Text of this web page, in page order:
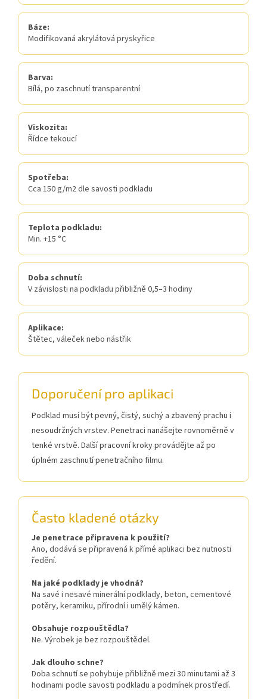
Báze:
Modifikovaná akrylátová pryskyřice
Barva:
Bílá, po zaschnutí transparentní
Viskozita:
Řídce tekoucí
Spotřeba:
Cca 150 g/m2 dle savosti podkladu
Teplota podkladu:
Min. +15 °C
Doba schnutí:
V závislosti na podkladu přibližně 0,5–3 hodiny
Aplikace:
Štětec, váleček nebo nástřik
Doporučení pro aplikaci
Podklad musí být pevný, čistý, suchý a zbavený prachu i
nesoudržných vrstev. Penetraci nanášejte rovnoměrně v
tenké vrstvě. Další pracovní kroky provádějte až po
úplném zaschnutí penetračního filmu.
Často kladené otázky
Je penetrace připravena k použití?
Ano, dodává se připravená k přímé aplikaci bez nutnosti
ředění.
Na jaké podklady je vhodná?
Na savé i nesavé minerální podklady, beton, cementové
potěry, keramiku, přírodní i umělý kámen.
Obsahuje rozpouštědla?
Ne. Výrobek je bez rozpouštědel.
Jak dlouho schne?
Doba schnutí se pohybuje přibližně mezi 30 minutami až 3
hodinami podle savosti podkladu a podmínek prostředí.